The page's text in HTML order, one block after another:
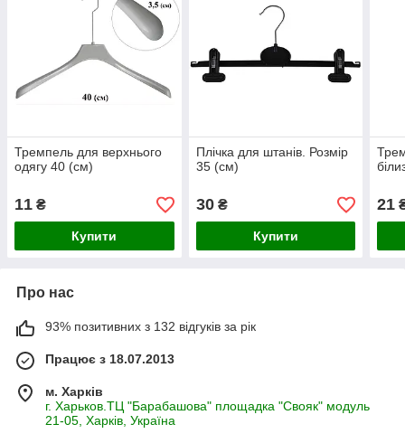
Тремпель для верхнього
одягу 40 (см)
11 ₴
Купити
Плічка для штанів. Розмір
35 (см)
30₴
Купити
21
Про нас
93% позитивних з 132 відгуків за рік
Працює з 18.07.2013
м. Харків
г. Харьков.ТЦ "Барабашова" площадка "Свояк" модуль
21-05, Харків, Україна